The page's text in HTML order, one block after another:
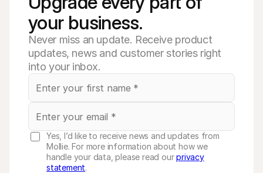
your business.
Never miss an update. Receive product
updates, news and customer stories right
into your inbox.
Yes, I’d like to receive news and updates from
Mollie. For more information about how we
handle your data, please read ourprivacy
statement.